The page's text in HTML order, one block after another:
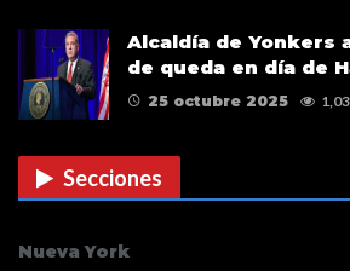
Alcaldía de Yonkers
de queda en día de
25 octubre 2025
Secciones
Nueva York